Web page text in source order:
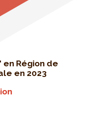
en Région de
en 2023